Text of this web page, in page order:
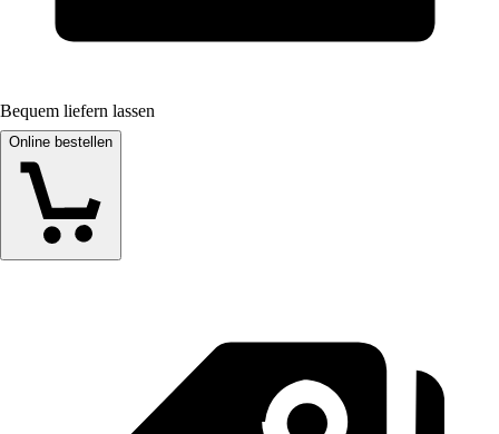
Bequem liefern lassen
Online bestellen